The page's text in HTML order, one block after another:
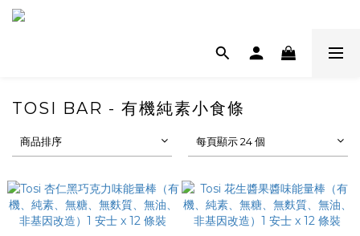
TOSI BAR - 有機純素小食條
商品排序 每頁顯示 24 個